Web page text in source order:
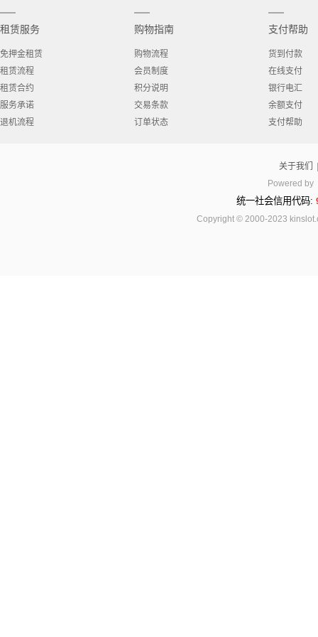
租赁服务
免押金租赁
租赁流程
租赁合约
服务承诺
退机流程
购物指南
购物流程
会员制度
积分说明
交易条款
订单状态
支付帮助
货到付款
在线支付
银行电汇
余额支付
支付帮助
关于我们
Powered by
统一社会信用代码:
Copyright © 2000-2023